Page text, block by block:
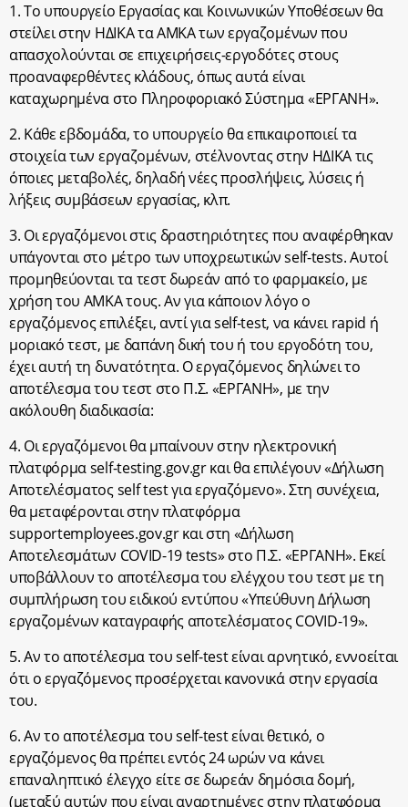
1. Το υπουργείο Εργασίας και Κοινωνικών Υποθέσεων θα
στείλει στην ΗΔΙΚΑ τα ΑΜΚΑ των εργαζομένων που
απασχολούνται σε επιχειρήσεις-εργοδότες στους
προαναφερθέντες κλάδους, όπως αυτά είναι
καταχωρημένα στο Πληροφοριακό Σύστημα «ΕΡΓΑΝΗ».
2. Κάθε εβδομάδα, το υπουργείο θα επικαιροποιεί τα
στοιχεία των εργαζομένων, στέλνοντας στην ΗΔΙΚΑ τις
όποιες μεταβολές, δηλαδή νέες προσλήψεις, λύσεις ή
λήξεις συμβάσεων εργασίας, κλπ.
3. Οι εργαζόμενοι στις δραστηριότητες που αναφέρθηκαν
υπάγονται στο μέτρο των υποχρεωτικών self-tests. Αυτοί
προμηθεύονται τα τεστ δωρεάν από το φαρμακείο, με
χρήση του ΑΜΚΑ τους. Αν για κάποιον λόγο ο
εργαζόμενος επιλέξει, αντί για self-test, να κάνει rapid ή
μοριακό τεστ, με δαπάνη δική του ή του εργοδότη του,
έχει αυτή τη δυνατότητα. Ο εργαζόμενος δηλώνει το
αποτέλεσμα του τεστ στο Π.Σ. «ΕΡΓΑΝΗ», με την
ακόλουθη διαδικασία:
4. Οι εργαζόμενοι θα μπαίνουν στην ηλεκτρονική
πλατφόρμα self-testing.gov.gr και θα επιλέγουν «Δήλωση
Αποτελέσματος self test για εργαζόμενο». Στη συνέχεια,
θα μεταφέρονται στην πλατφόρμα
supportemployees.gov.gr και στη «Δήλωση
Αποτελεσμάτων COVID-19 tests» στο Π.Σ. «ΕΡΓΑΝΗ». Εκεί
υποβάλλουν το αποτέλεσμα του ελέγχου του τεστ με τη
συμπλήρωση του ειδικού εντύπου «Υπεύθυνη Δήλωση
εργαζομένων καταγραφής αποτελέσματος COVID-19».
5. Αν το αποτέλεσμα του self-test είναι αρνητικό, εννοείται
ότι ο εργαζόμενος προσέρχεται κανονικά στην εργασία
του.
6. Αν το αποτέλεσμα του self-test είναι θετικό, ο
εργαζόμενος θα πρέπει εντός 24 ωρών να κάνει
επαναληπτικό έλεγχο είτε σε δωρεάν δημόσια δομή,
(μεταξύ αυτών που είναι αναρτημένες στην πλατφόρμα